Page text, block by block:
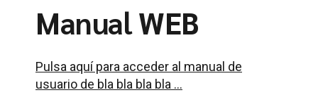
Manual WEB
Pulsa aquí para acceder al manual de
usuario de bla bla bla bla …